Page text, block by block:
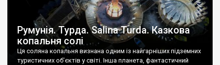
Румунія. Турда. Salina Turda. Казкова
копальня солі
Ця соляна копальня визнана одним із найгарніших підземних
туристичних об’єктів у світі. Інша планета, фантастичний